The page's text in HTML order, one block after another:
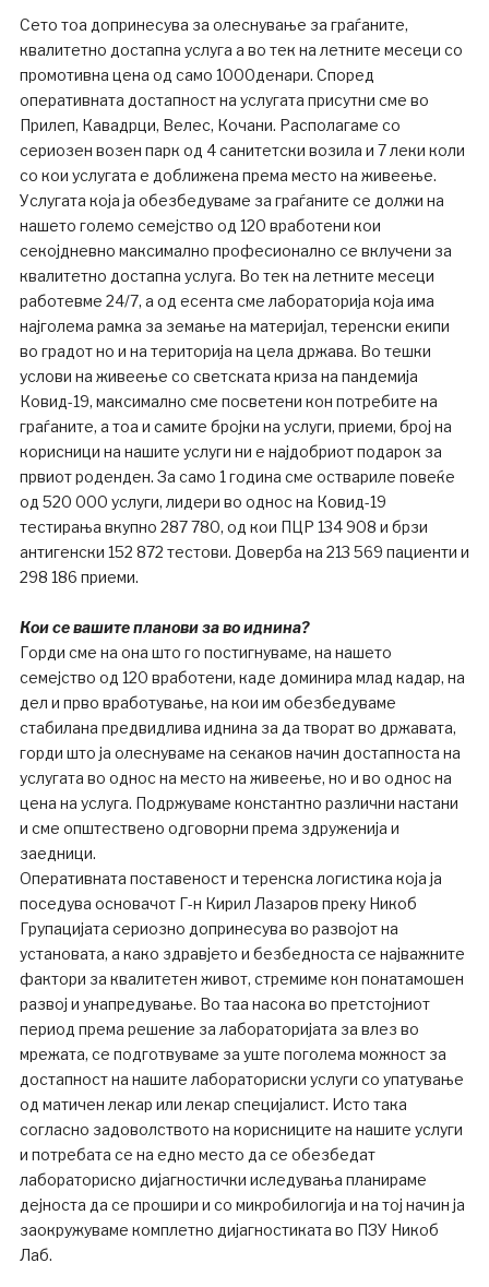
Сето тоа допринесува за олеснување за граѓаните,
квалитетно достапна услуга а во тек на летните месеци со
промотивна цена од само 1000денари. Според
оперативната достапност на услугата присутни сме во
Прилеп, Кавадрци, Велес, Кочани. Располагаме со
сериозен возен парк од 4 санитетски возила и 7 леки коли
со кои услугата е доближена према место на живеење.
Услугата која ја обезбедуваме за граѓаните се должи на
нашето големо семејство од 120 вработени кои
секојдневно максимално професионално се вклучени за
квалитетно достапна услуга. Во тек на летните месеци
работевме 24/7, а од есента сме лабораторија која има
најголема рамка за земање на материјал, теренски екипи
во градот но и на територија на цела држава. Во тешки
услови на живеење со светската криза на пандемија
Ковид-19, максимално сме посветени кон потребите на
граѓаните, а тоа и самите бројки на услуги, приеми, број на
корисници на нашите услуги ни е најдобриот подарок за
првиот роденден. За само 1 година сме оствариле повеќе
од 520 000 услуги, лидери во однос на Ковид-19
тестирања вкупно 287 780, од кои ПЦР 134 908 и брзи
антигенски 152 872 тестови. Доверба на 213 569 пациенти и
298 186 приеми.
Кои се вашите планови за во иднина?
Горди сме на она што го постигнуваме, на нашето
семејство од 120 вработени, каде доминира млад кадар, на
дел и прво вработување, на кои им обезбедуваме
стабилана предвидлива иднина за да творат во државата,
горди што ја олеснуваме на секаков начин достапноста на
услугата во однос на место на живеење, но и во однос на
цена на услуга. Подржуваме константно различни настани
и сме општествено одговорни према здруженија и
заедници.
Оперативната поставеност и теренска логистика која ја
поседува основачот Г-н Кирил Лазаров преку Никоб
Групацијата сериозно допринесува во развојот на
установата, а како здравјето и безбедноста се најважните
фактори за квалитетен живот, стремиме кон понатамошен
развој и унапредување. Во таа насока во претстојниот
период према решение за лабораторијата за влез во
мрежата, се подготвуваме за уште поголема можност за
достапност на нашите лабораториски услуги со упатување
од матичен лекар или лекар специјалист. Исто така
согласно задоволството на корисниците на нашите услуги
и потребата се на едно место да се обезбедат
лабораториско дијагностички иследувања планираме
дејноста да се прошири и со микробилогија и на тој начин ја
заокружуваме комплетно дијагностиката во ПЗУ Никоб
Лаб.